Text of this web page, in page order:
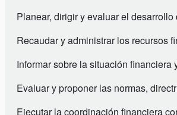
Planear, dirigir y evaluar el
Recaudar y administrar los recursos
Informar sobre la situación
Evaluar y proponer las normas,
Ejecutar la coordinación financiera